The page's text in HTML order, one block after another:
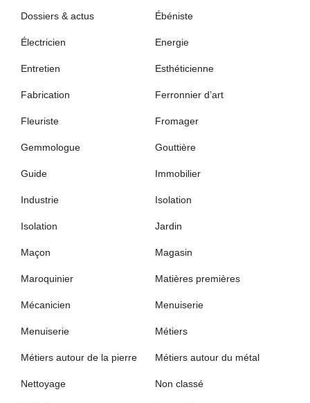
Dossiers & actus Ébéniste
Électricien Energie
Entretien Esthéticienne
Fabrication Ferronnier d’art
Fleuriste Fromager
Gemmologue Gouttière
Guide Immobilier
Industrie Isolation
Isolation Jardin
Maçon Magasin
Maroquinier Matières premières
Mécanicien Menuiserie
Menuiserie Métiers
Métiers autour de la pierre Métiers autour du métal
Nettoyage Non classé